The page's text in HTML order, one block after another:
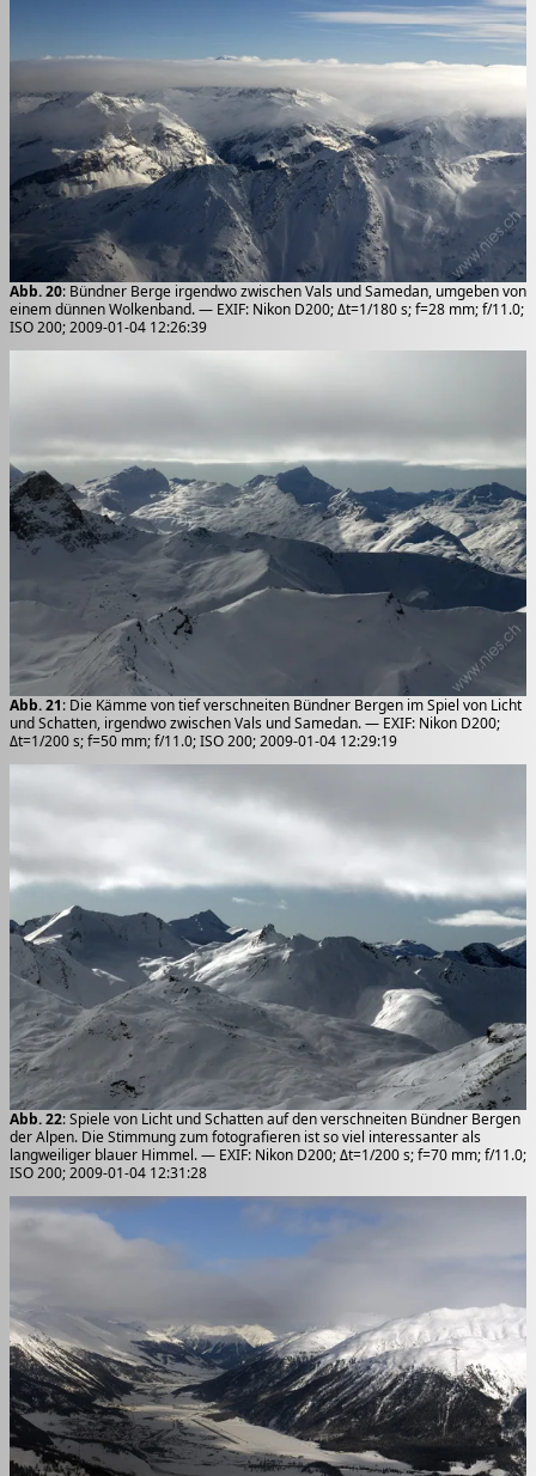
Abb. 20: Bündner Berge irgendwo zwischen Vals und Samedan, umgeben von
einem dünnen Wolkenband. — EXIF: Nikon D200; Δt=1/180 s; f=28 mm; f/11.0;
ISO 200; 2009-01-04 12:26:39
Abb. 21: Die Kämme von tief verschneiten Bündner Bergen im Spiel von Licht
und Schatten, irgendwo zwischen Vals und Samedan. — EXIF: Nikon D200;
Δt=1/200 s; f=50 mm; f/11.0; ISO 200; 2009-01-04 12:29:19
Abb. 22: Spiele von Licht und Schatten auf den verschneiten Bündner Bergen
der Alpen. Die Stimmung zum fotografieren ist so viel interessanter als
langweiliger blauer Himmel. — EXIF: Nikon D200; Δt=1/200 s; f=70 mm; f/11.0;
ISO 200; 2009-01-04 12:31:28